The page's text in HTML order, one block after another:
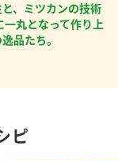
、ミツカンの技術
一丸となって作り上
品たち。
ピ